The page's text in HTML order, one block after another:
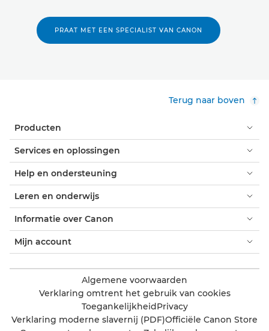
PRAAT MET EEN SPECIALIST VAN CANON
Terug naar boven
Producten
Services en oplossingen
Help en ondersteuning
Leren en onderwijs
Informatie over Canon
Mijn account
Algemene voorwaarden
Verklaring omtrent het gebruik van cookies
ToegankelijkheidPrivacy
Verklaring moderne slavernij (PDF)Officiële Canon Store